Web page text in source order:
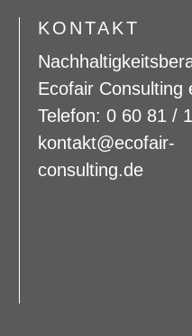
KONTAKT
Ecofair Consulting
Telefon: 0 60 81 /
kontakt@ecofair-
consulting.de